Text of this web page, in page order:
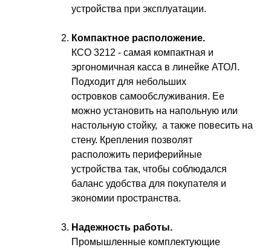
устройства при эксплуатации.
Компактное расположение.
КСО 3212 - самая компактная и
эргономичная касса в линейке АТОЛ.
Подходит для небольших
островков самообслуживания. Ее
можно установить на напольную или
настольную стойку, а также повесить на
стену. Крепления позволят
расположить периферийные
устройства так, чтобы соблюдался
баланс удобства для покупателя и
экономии пространства.
Надежность работы.
Промышленные комплектующие